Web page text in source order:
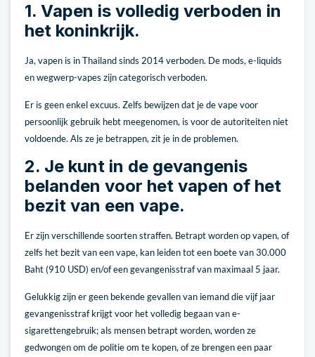
1. Vapen is volledig verboden in
het koninkrijk.
Ja, vapen is in Thailand sinds 2014 verboden. De mods, e-liquids
en wegwerp-vapes zijn categorisch verboden.
Er is geen enkel excuus. Zelfs bewijzen dat je de vape voor
persoonlijk gebruik hebt meegenomen, is voor de autoriteiten niet
voldoende. Als ze je betrappen, zit je in de problemen.
2. Je kunt in de gevangenis
belanden voor het vapen of het
bezit van een vape.
Er zijn verschillende soorten straffen. Betrapt worden op vapen, of
zelfs het bezit van een vape, kan leiden tot een boete van 30.000
Baht (910 USD) en/of een gevangenisstraf van maximaal 5 jaar.
Gelukkig zijn er geen bekende gevallen van iemand die vijf jaar
gevangenisstraf krijgt voor het volledig begaan van e-
sigarettengebruik; als mensen betrapt worden, worden ze
gedwongen om de politie om te kopen, of ze brengen een paar